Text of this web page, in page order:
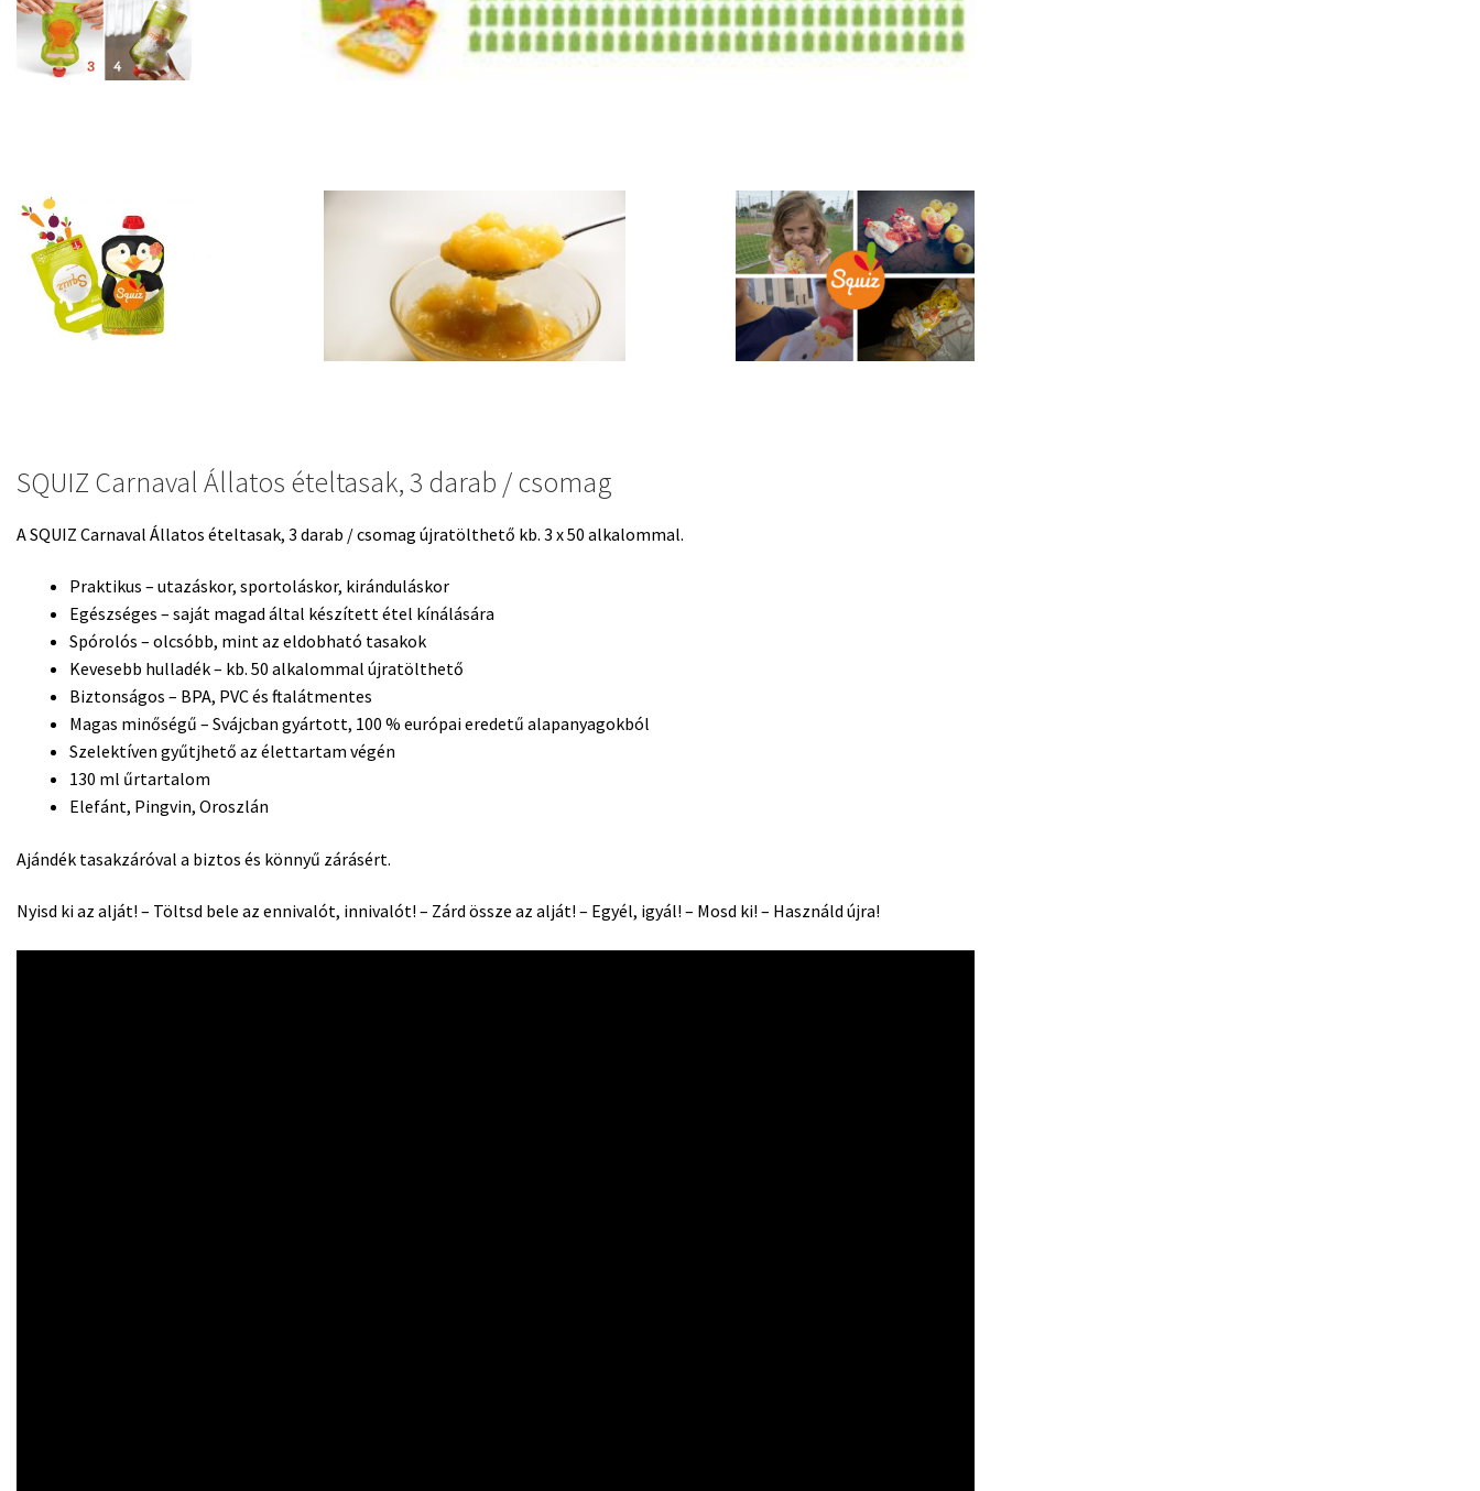
SQUIZ Carnaval Állatos ételtasak, 3 darab / csomag
A SQUIZ Carnaval Állatos ételtasak, 3 darab / csomag újratölthető kb. 3 x 50 alkalommal.
Praktikus – utazáskor, sportoláskor, kiránduláskor
Egészséges – saját magad által készített étel kínálására
Spórolós – olcsóbb, mint az eldobható tasakok
Kevesebb hulladék – kb. 50 alkalommal újratölthető
Biztonságos – BPA, PVC és ftalátmentes
Magas minőségű – Svájcban gyártott, 100 % európai eredetű alapanyagokból
Szelektíven gyűtjhető az élettartam végén
130 ml űrtartalom
Elefánt, Pingvin, Oroszlán
Ajándék tasakzáróval a biztos és könnyű zárásért.
Nyisd ki az alját! – Töltsd bele az ennivalót, innivalót! – Zárd össze az alját! – Egyél, igyál! – Mosd ki! – Használd újra!